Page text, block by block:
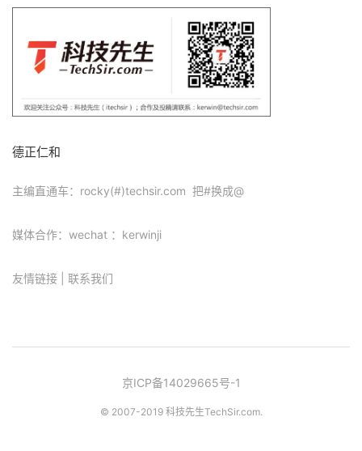
德正仁和
主编直通车：rocky(#)techsir.com 把#换成@
媒体合作：wechat ：kerwinji
友情链接 联系我们
京ICP备14029665号-1
© 2007-2019 科技先生TechSir.com.